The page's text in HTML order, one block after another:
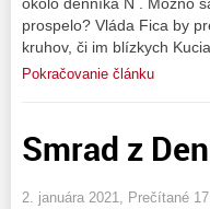
prospelo? Vláda Fica by
kruhov, či im blízkych
Pokračovanie článku
Smrad z
2. januára 2021, Prečítané